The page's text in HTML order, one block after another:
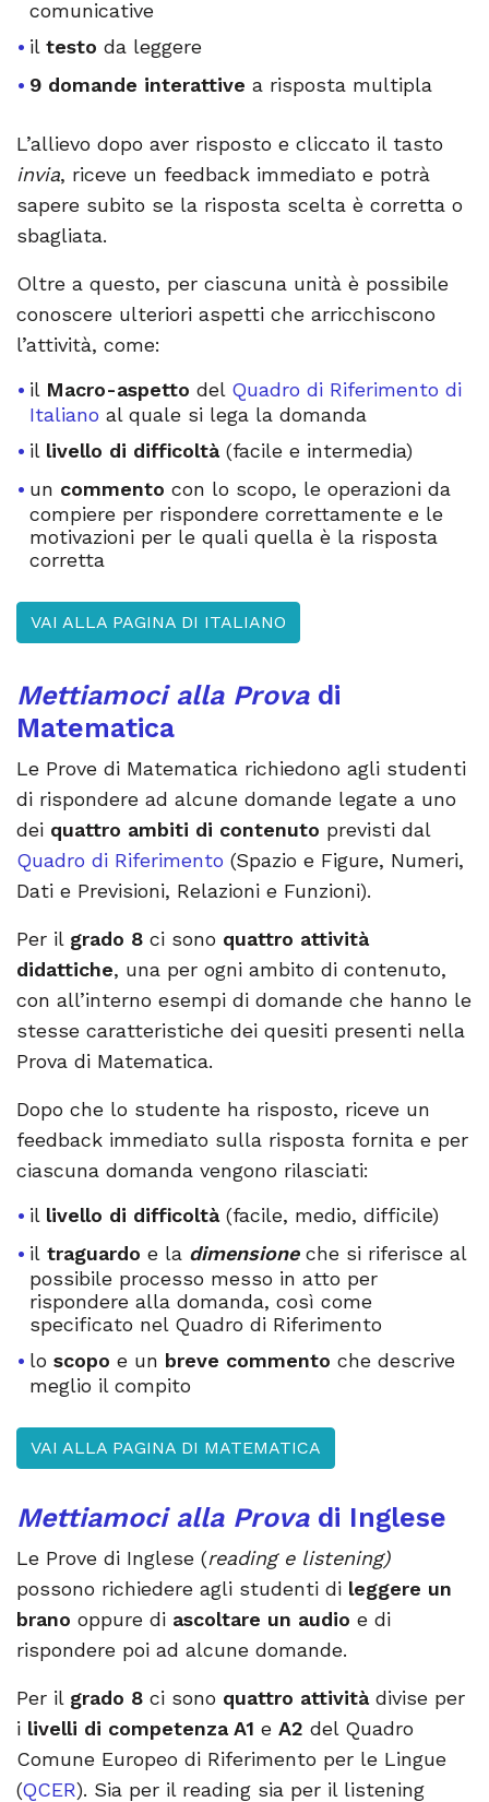
comunicative
il testo da leggere
9 domande interattive a risposta multipla
L’allievo dopo aver risposto e cliccato il tasto
invia, riceve un feedback immediato e potrà
sapere subito se la risposta scelta è corretta o
sbagliata.
Oltre a questo, per ciascuna unità è possibile
conoscere ulteriori aspetti che arricchiscono
l’attività, come:
il Macro-aspetto del Quadro di Riferimento di
Italiano al quale si lega la domanda
il livello di difficoltà(facile e intermedia)
un commento con lo scopo, le operazioni da
compiere per rispondere correttamente e le
motivazioni per le quali quella è la risposta
corretta
VAI ALLA PAGINA DI ITALIANO
Mettiamoci alla Prova di
Matematica
Le Prove di Matematica richiedono agli studenti
di rispondere ad alcune domande legate a uno
dei quattro ambiti di contenuto previsti dal
Quadro di Riferimento (Spazio e Figure, Numeri,
Dati e Previsioni, Relazioni e Funzioni).
Per il grado 8 ci sono quattro attività
didattiche, una per ogni ambito di contenuto,
con all’interno esempi di domande che hanno le
stesse caratteristiche dei quesiti presenti nella
Prova di Matematica.
Dopo che lo studente ha risposto, riceve un
feedback immediato sulla risposta fornita e per
ciascuna domanda vengono rilasciati:
il livello di difficoltà(facile, medio, difficile)
il traguardo e la dimensioneche si riferisce al
possibile processo messo in atto per
rispondere alla domanda, così come
specificato nel Quadro di Riferimento
lo scopo e un breve commento che descrive
meglio il compito
VAI ALLA PAGINA DI MATEMATICA
Mettiamoci alla Prova di Inglese
Le Prove di Inglese (reading e listening)
possono richiedere agli studenti di leggere un
brano oppure di ascoltare un audio e di
rispondere poi ad alcune domande.
Per il grado 8 ci sono quattro attivitàdivise per
i livelli di competenza A1 e A2 del Quadro
Comune Europeo di Riferimento per le Lingue
(QCER). Sia per il reading sia per il listening